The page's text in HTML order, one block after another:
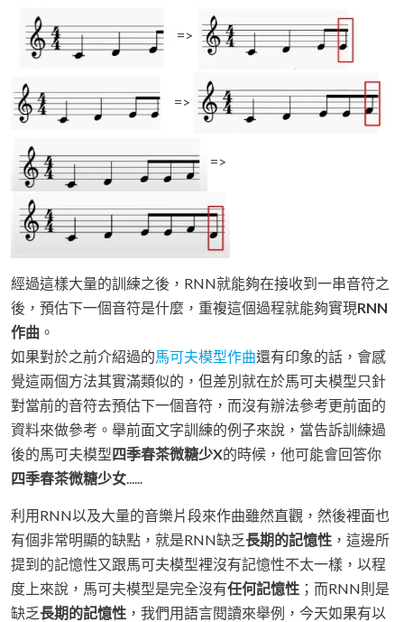
=>
=>
=>
經過這樣大量的訓練之後，RNN就能夠在接收到一串音符之
後，預估下一個音符是什麼，重複這個過程就能夠實現RNN
作曲 。
如果對於之前介紹過的馬可夫模型作曲還有印象的話，會感
覺這兩個方法其實滿類似的，但差別就在於馬可夫模型只針
對當前的音符去預估下一個音符，而沒有辦法參考更前面的
資料來做參考。舉前面文字訓練的例子來說，當告訴訓練過
後的馬可夫模型四季春茶微糖少X的時候，他可能會回答你
四季春茶微糖少女......
利用RNN以及大量的音樂片段來作曲雖然直觀，然後裡面也
有個非常明顯的缺點，就是RNN缺乏長期的記憶性 ，這邊所
提到的記憶性又跟馬可夫模型裡沒有記憶性不太一樣，以程
度上來說，馬可夫模型是完全沒有任何記憶性 ；而RNN則是
缺乏長期的記憶性 ，我們用語言閱讀來舉例，今天如果有以